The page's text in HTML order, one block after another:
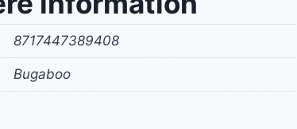
8717447389408
Bugaboo